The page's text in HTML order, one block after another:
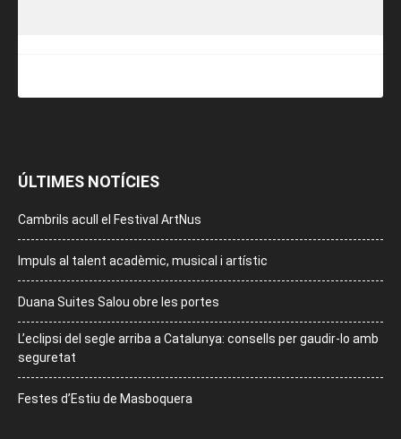
ÚLTIMES NOTÍCIES
Cambrils acull el Festival ArtNus
Impuls al talent acadèmic, musical i artístic
Duana Suites Salou obre les portes
L’eclipsi del segle arriba a Catalunya: consells per gaudir-lo amb
seguretat
Festes d’Estiu de Masboquera